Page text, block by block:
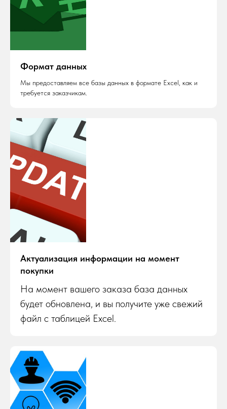
Формат данных
Мы предоставляем все базы данных в формате Excel, как и
требуется заказчикам.
Актуализация информации на момент
покупки
На момент вашего заказа база данных
будет обновлена, и вы получите уже свежий
файл с таблицей Excel.